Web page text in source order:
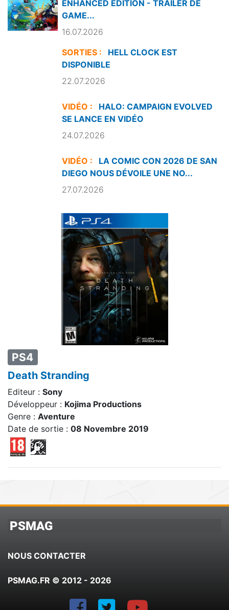
PS4
Death Stranding
Editeur : Sony
Développeur : Kojima Productions
Genre : Aventure
Date de sortie : 08 Novembre 2019
ENHANCED EDITION - TRAILER DE
GAME...
16.07.2026
SORTIES :
HELL CLOCK EST
DISPONIBLE
22.07.2026
VIDÉO :
HALO: CAMPAIGN EVOLVED
SE LANCE EN VIDÉO
24.07.2026
VIDÉO :
LA COMIC CON 2026 DE SAN
DIEGO NOUS DÉVOILE UNE NO...
27.07.2026
PSMAG
NOUS CONTACTER
PSMAG.FR © 2012 - 2026